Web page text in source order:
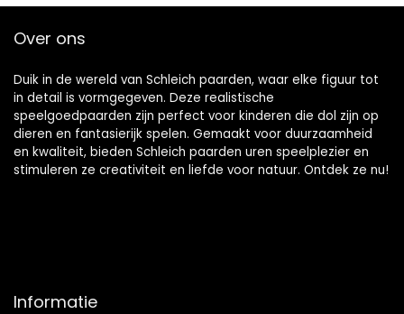
Over ons
Duik in de wereld van Schleich paarden, waar elke figuur tot
in detail is vormgegeven. Deze realistische
speelgoedpaarden zijn perfect voor kinderen die dol zijn op
dieren en fantasierijk spelen. Gemaakt voor duurzaamheid
en kwaliteit, bieden Schleich paarden uren speelplezier en
stimuleren ze creativiteit en liefde voor natuur. Ontdek ze nu!
Informatie